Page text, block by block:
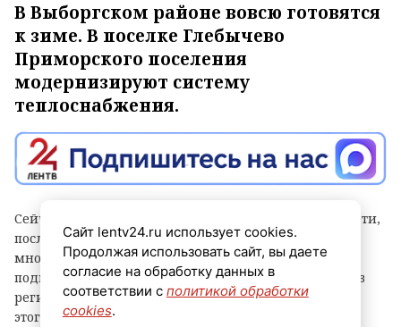
В Выборгском районе вовсю готовятся
к зиме. В поселке Глебычево
Приморского поселения
модернизируют систему
теплоснабжения.
Сейчас рабочие реконструируют участок тепловой сети,
после завершения работ на котором 15
многоквартирных домов бывшего военного городка
подключат к газовой котельной. Об этом рассказали в
региональном комитете по ТЭК. Отмечается, что до
этого дома отапливали от угольной котельной.
Сайт lentv24.ru использует cookies.
Продолжая использовать сайт, вы даете
согласие на обработку данных в
соответствии с политикой обработки
cookies.